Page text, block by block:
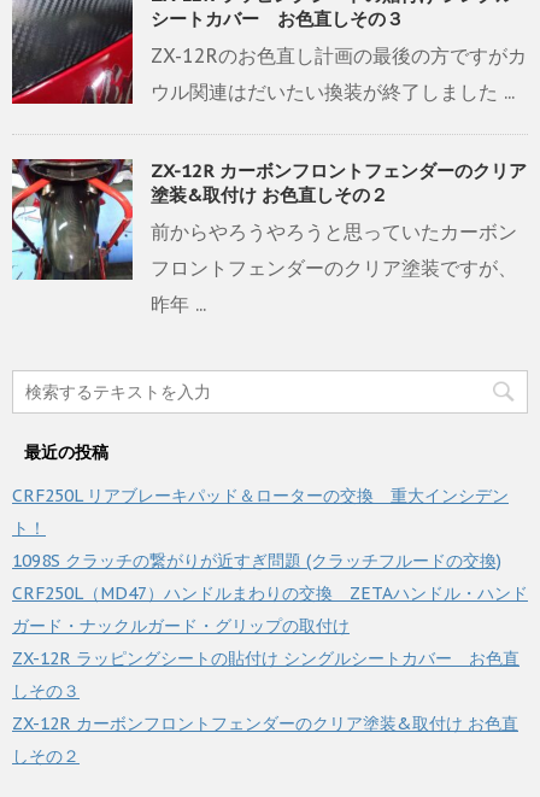
シートカバー お色直しその３
ZX-12Rのお色直し計画の最後の方ですがカ
ウル関連はだいたい換装が終了しました ...
ZX-12R カーボンフロントフェンダーのクリア
塗装&取付け お色直しその２
前からやろうやろうと思っていたカーボン
フロントフェンダーのクリア塗装ですが、
昨年 ...
最近の投稿
CRF250L リアブレーキパッド＆ローターの交換 重大インシデン
ト！
1098S クラッチの繋がりが近すぎ問題 (クラッチフルードの交換)
CRF250L（MD47）ハンドルまわりの交換 ZETAハンドル・ハンド
ガード・ナックルガード・グリップの取付け
ZX-12R ラッピングシートの貼付け シングルシートカバー お色直
しその３
ZX-12R カーボンフロントフェンダーのクリア塗装&取付け お色直
しその２